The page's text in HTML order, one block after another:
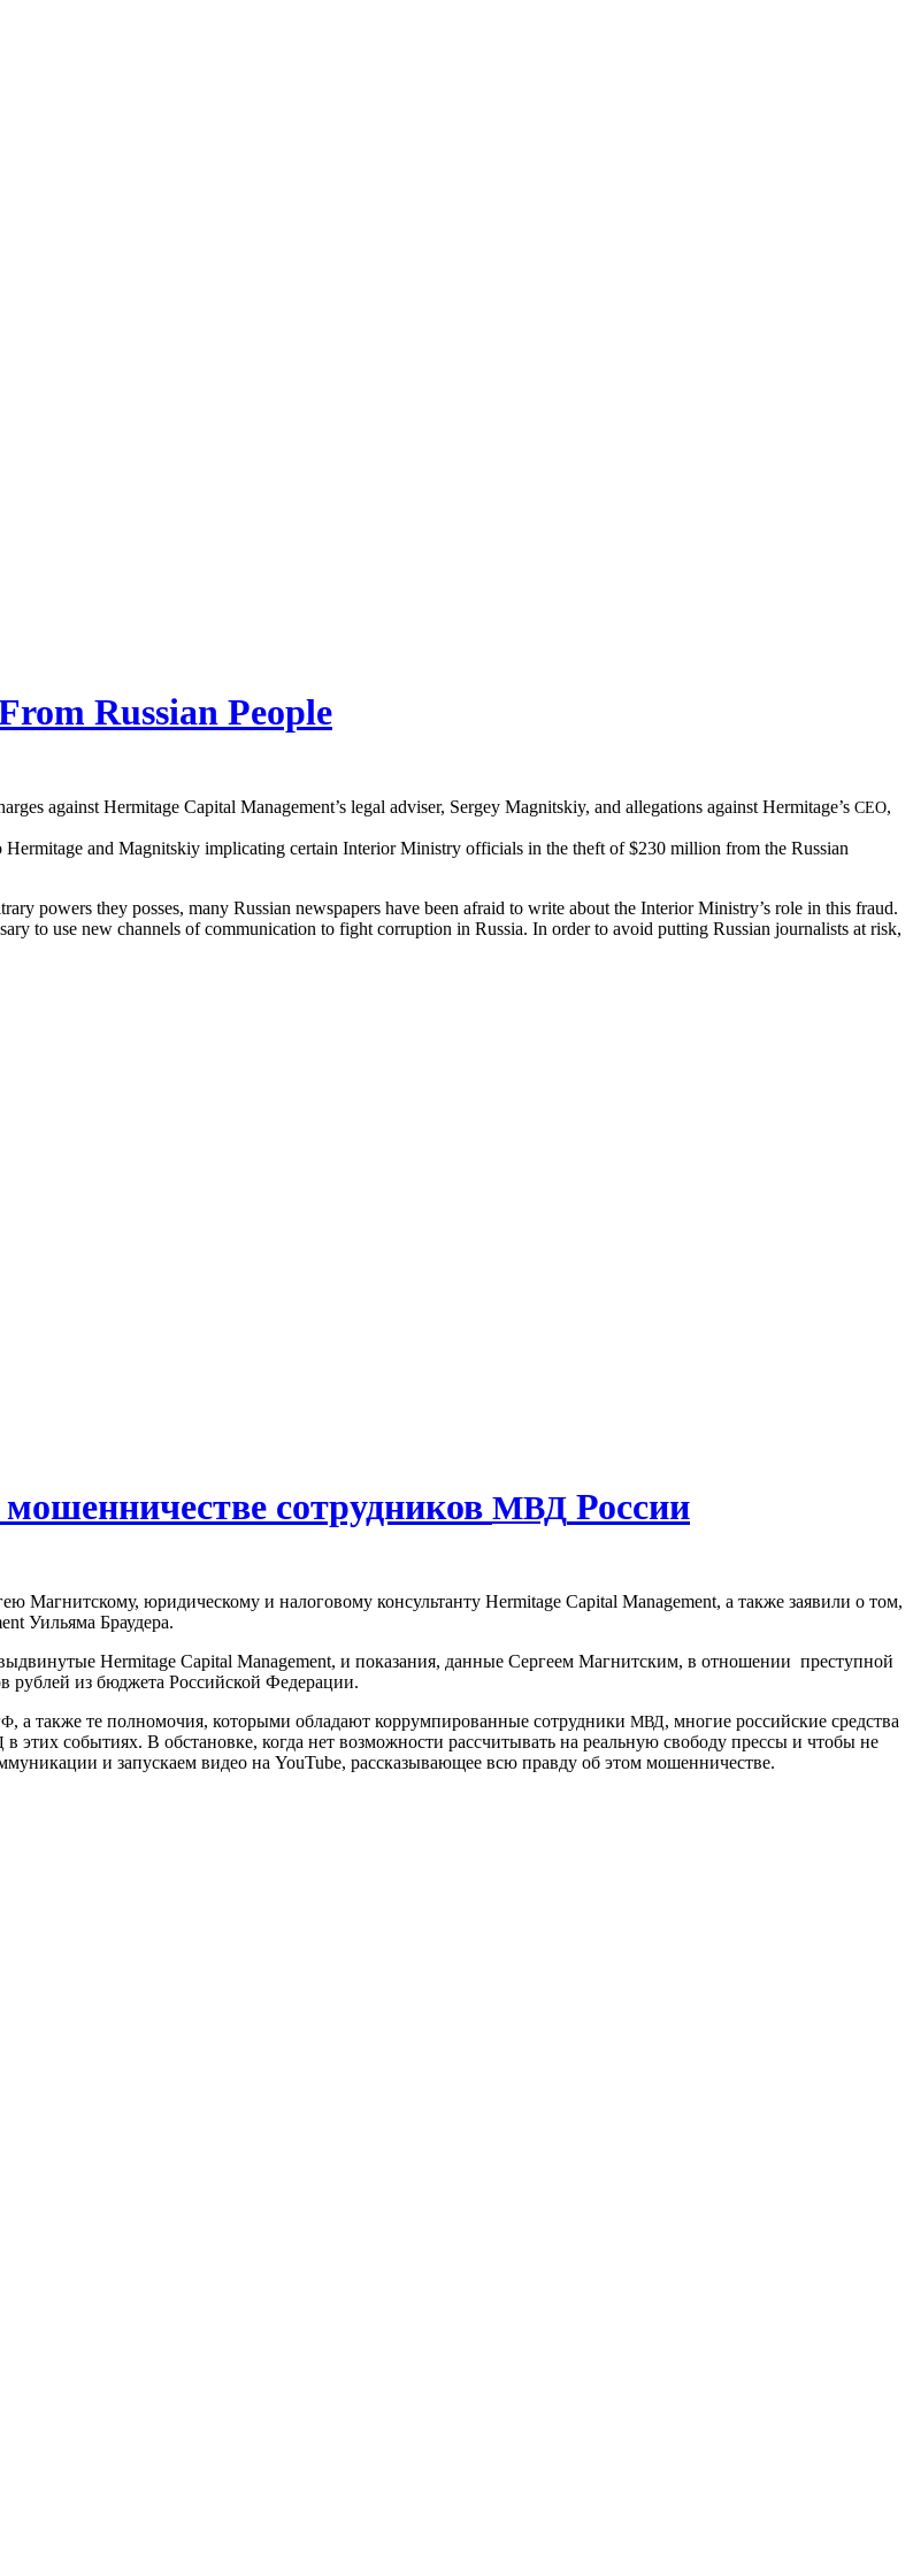
Russian People
against Her­mitage Cap­i­tal Management’s legal advis­er, Sergey Mag­nit­skiy, and alle­ga­tions against Hermitage’s CEO,
Her­mitage and Mag­nit­skiy impli­cat­ing cer­tain Inte­ri­or Min­istry offi­cials in the theft of $230 mil­lion from the Russ­ian
pow­ers they poss­es, many Russ­ian news­pa­pers have been afraid to write about the Inte­ri­or Min­istry’s role in this fraud.
to use new chan­nels of com­mu­ni­ca­tion to fight cor­rup­tion in Rus­sia. In order to avoid putting Russ­ian jour­nal­ists at risk,
сотрудников МВД России
Магнитскому, юридическому и налоговому консультанту Her­mitage Cap­i­tal Man­age­ment, а также заявили о том,
Уильяма Браудера.
Her­mitage Cap­i­tal Man­age­ment, и показания, данные Сергеем Магнитским, в отношении преступной
рублей из бюджета Российской Федерации.
, а также те полномочия, которыми обладают коррумпированные сотрудники МВД, многие российские средства
в этих событиях. В обстановке, когда нет возможности рассчитывать на реальную свободу прессы и чтобы не
и запускаем видео на YouTube, рассказывающее всю правду об этом мошенничестве.